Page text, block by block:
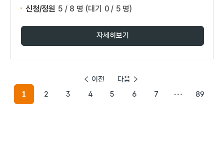
신청/정원 5 / 8 명 (대기 0 / 5 명)
자세히보기
이전
1
2 3 4 5 6 7 89
다음